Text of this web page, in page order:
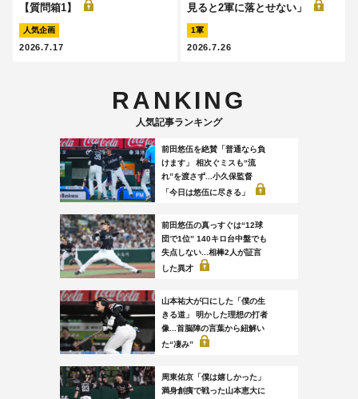
【質問箱1】
人気企画
2026.7.17
見ると2軍に落とせない」
1軍
2026.7.26
RANKING
人気記事ランキング
前田悠伍を絶賛「普通なら負
けます」 相次ぐミスも“流
れ”を渡さず...小久保監督
「今日は悠伍に尽きる」
前田悠伍の真っすぐは“12球
団で1位” 140キロ台中盤でも
失点しない...相棒2人が証言
した異才
山本祐大が口にした「僕の生
きる道」 明かした理想の打者
像...首脳陣の言葉から紐解い
た“凄み”
周東佑京「僕は嬉しかった」
満身創痍で戦った山本恵大に